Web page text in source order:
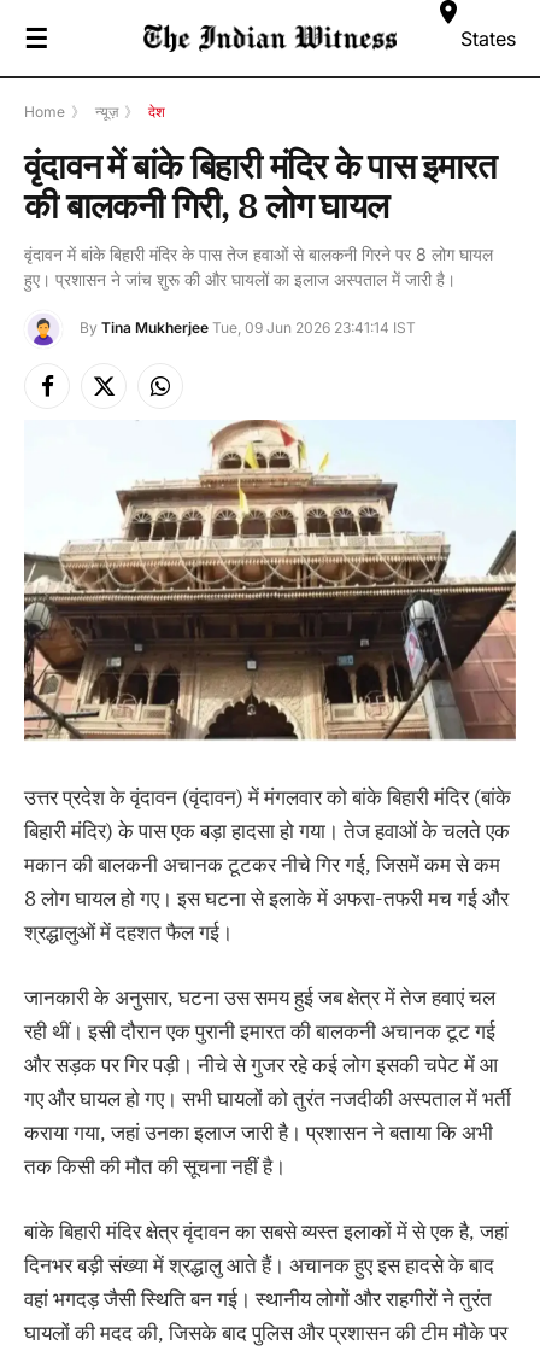
☰ States
Home 》 न्यूज़ 》 देश
वृंदावन में बांके बिहारी मंदिर के पास इमारत
की बालकनी गिरी, 8 लोग घायल
वृंदावन में बांके बिहारी मंदिर के पास तेज हवाओं से बालकनी गिरने पर 8 लोग घायल
हुए। प्रशासन ने जांच शुरू की और घायलों का इलाज अस्पताल में जारी है।
By Tina Mukherjee Tue, 09 Jun 2026 23:41:14 IST
Facebook
X
(Twitter)
Instagram
उत्तर प्रदेश के वृंदावन (वृंदावन) में मंगलवार को बांके बिहारी मंदिर (बांके
बिहारी मंदिर) के पास एक बड़ा हादसा हो गया। तेज हवाओं के चलते एक
मकान की बालकनी अचानक टूटकर नीचे गिर गई, जिसमें कम से कम
8 लोग घायल हो गए। इस घटना से इलाके में अफरा-तफरी मच गई और
श्रद्धालुओं में दहशत फैल गई।
जानकारी के अनुसार, घटना उस समय हुई जब क्षेत्र में तेज हवाएं चल
रही थीं। इसी दौरान एक पुरानी इमारत की बालकनी अचानक टूट गई
और सड़क पर गिर पड़ी। नीचे से गुजर रहे कई लोग इसकी चपेट में आ
गए और घायल हो गए। सभी घायलों को तुरंत नजदीकी अस्पताल में भर्ती
कराया गया, जहां उनका इलाज जारी है। प्रशासन ने बताया कि अभी
तक किसी की मौत की सूचना नहीं है।
बांके बिहारी मंदिर क्षेत्र वृंदावन का सबसे व्यस्त इलाकों में से एक है, जहां
दिनभर बड़ी संख्या में श्रद्धालु आते हैं। अचानक हुए इस हादसे के बाद
वहां भगदड़ जैसी स्थिति बन गई। स्थानीय लोगों और राहगीरों ने तुरंत
घायलों की मदद की, जिसके बाद पुलिस और प्रशासन की टीम मौके पर